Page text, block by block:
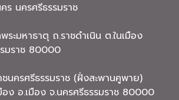
นครศรีธรรมราช
ระมหาธาตุ ถ.ราชดำเนิน ต.ในเมือง
มราช 80000
นครศรีธรรมราช (ฝั่งสะพานคูพาย)
อง อ.เมือง จ.นครศรีธรรมราช 80000